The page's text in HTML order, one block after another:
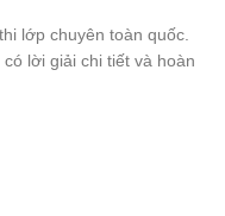
lớp chuyên toàn quốc.
lời giải chi tiết và hoàn